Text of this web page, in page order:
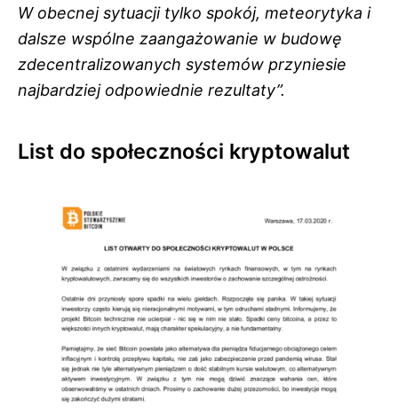
W obecnej sytuacji tylko spokój, meteorytyka i
dalsze wspólne zaangażowanie w budowę
zdecentralizowanych systemów przyniesie
najbardziej odpowiednie rezultaty”.
List do społeczności kryptowalut